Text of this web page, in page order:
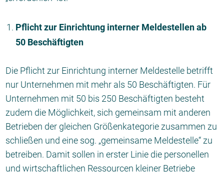
Pflicht zur Einrichtung interner Meldestellen ab
50 Beschäftigten
Die Pflicht zur Einrichtung interner Meldestelle betrifft
nur Unternehmen mit mehr als 50 Beschäftigten. Für
Unternehmen mit 50 bis 250 Beschäftigten besteht
zudem die Möglichkeit, sich gemeinsam mit anderen
Betrieben der gleichen Größenkategorie zusammen zu
schließen und eine sog. „gemeinsame Meldestelle“ zu
betreiben. Damit sollen in erster Linie die personellen
und wirtschaftlichen Ressourcen kleiner Betriebe